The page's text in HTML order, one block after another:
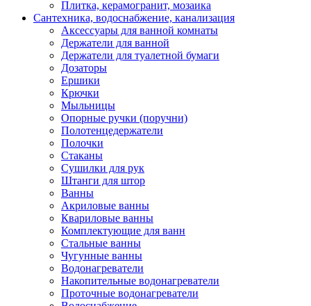
Плитка, керамогранит, мозаика
Сантехника, водоснабжение, канализация
Аксессуары для ванной комнаты
Держатели для ванной
Держатели для туалетной бумаги
Дозаторы
Ершики
Крючки
Мыльницы
Опорные ручки (поручни)
Полотенцедержатели
Полочки
Стаканы
Сушилки для рук
Штанги для штор
Ванны
Акриловые ванны
Квариловые ванны
Комплектующие для ванн
Стальные ванны
Чугунные ванны
Водонагреватели
Накопительные водонагреватели
Проточные водонагреватели